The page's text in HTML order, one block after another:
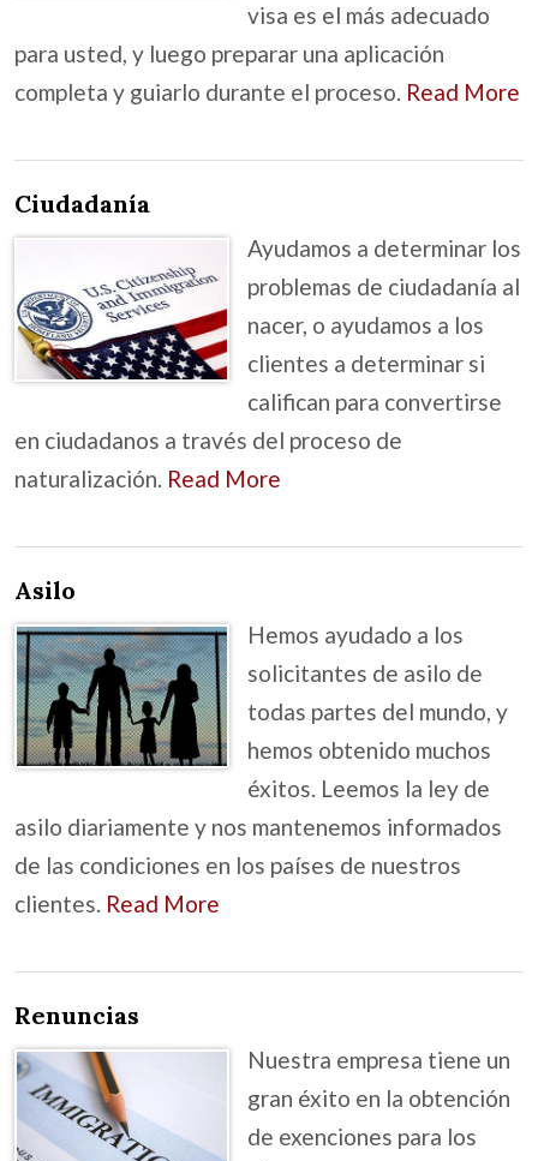
visa es el más adecuado
para usted, y luego preparar una aplicación
completa y guiarlo durante el proceso. Read More
Ciudadanía
Ayudamos a determinar los
problemas de ciudadanía al
nacer, o ayudamos a los
clientes a determinar si
califican para convertirse
en ciudadanos a través del proceso de
naturalización. Read More
Asilo
Hemos ayudado a los
solicitantes de asilo de
todas partes del mundo, y
hemos obtenido muchos
éxitos. Leemos la ley de
asilo diariamente y nos mantenemos informados
de las condiciones en los países de nuestros
clientes. Read More
Renuncias
Nuestra empresa tiene un
gran éxito en la obtención
de exenciones para los